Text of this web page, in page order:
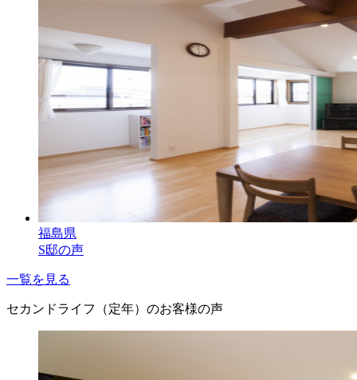
福島県
S邸の声
一覧を見る
セカンドライフ（定年）のお客様の声